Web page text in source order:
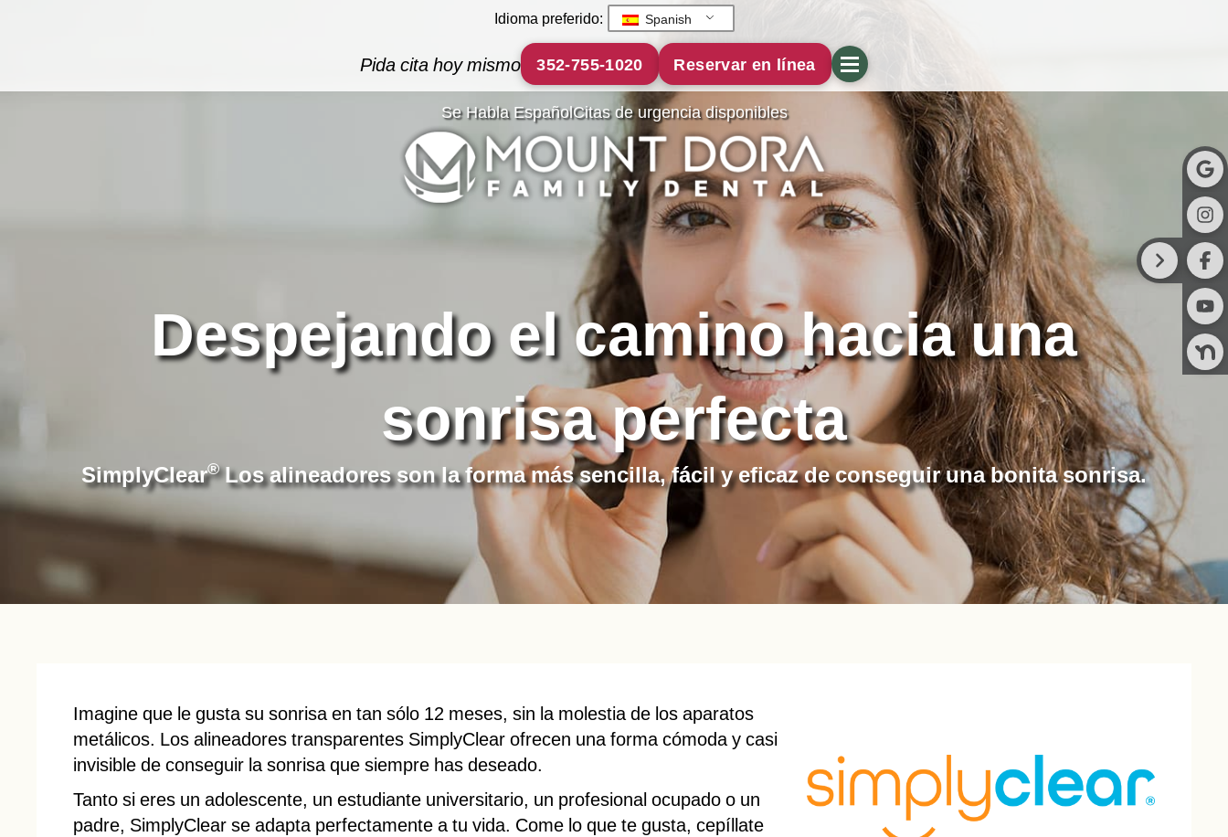
Idioma preferido: Spanish
Pida cita hoy mismo 352-755-1020 Reservar en línea
Se Habla EspañolCitas de urgencia disponibles
Despejando el camino hacia una
sonrisa perfecta
SimplyClear®Los alineadores son la forma más sencilla, fácil y eficaz de conseguir una bonita sonrisa.
Imagine que le gusta su sonrisa en tan sólo 12 meses, sin la molestia de los aparatos
metálicos. Los alineadores transparentes SimplyClear ofrecen una forma cómoda y casi
invisible de conseguir la sonrisa que siempre has deseado.
Tanto si eres un adolescente, un estudiante universitario, un profesional ocupado o un
padre, SimplyClear se adapta perfectamente a tu vida. Come lo que te gusta, cepíllate